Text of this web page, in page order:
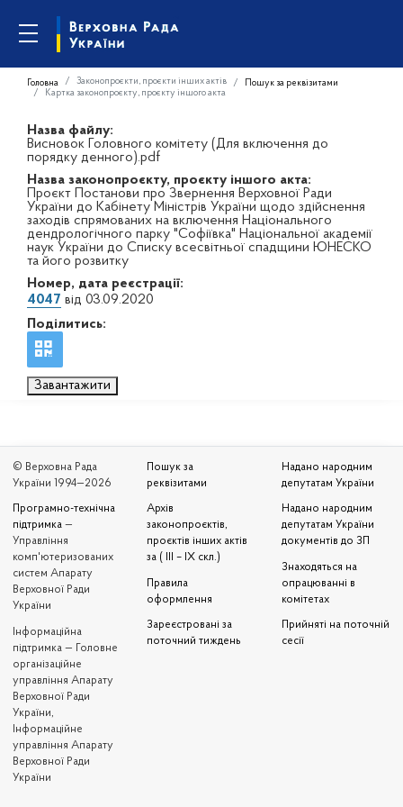
Головна Законопроєкти, проєкти інших актів
Пошук за реквізитами
Картка законопроєкту, проєкту іншого акта
Назва файлу:
Висновок Головного комітету (Для включення до
порядку денного).pdf
Назва законопроєкту, проєкту іншого акта:
Проєкт Постанови про Звернення Верховної Ради
України до Кабінету Міністрів України щодо здійснення
заходів спрямованих на включення Національного
дендрологічного парку "Софіївка" Національної академії
наук України до Списку всесвітньої спадщини ЮНЕСКО
та його розвитку
Номер, дата реєстрації:
4047 від 03.09.2020
Поділитись:
Завантажити
© Верховна Рада
України 1994—2026
Програмно-технічна
підтримка —
Управління
комп'ютеризованих
систем Апарату
Верховної Ради
України
Iнформаційна
підтримка — Головне
організаційне
управління Апарату
Верховної Ради
України,
Інформаційне
управління Апарату
Верховної Ради
України
Пошук за
реквізитами
Архів
законопроєктів,
проєктів інших актів
за ( III – IX скл.)
Правила
оформлення
Зареєстровані за
поточний тиждень
Надано народним
депутатам України
Надано народним
депутатам України
документів до ЗП
Знаходяться на
опрацюванні в
комітетах
Прийняті на поточній
сесії